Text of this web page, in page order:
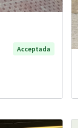
Acceptada